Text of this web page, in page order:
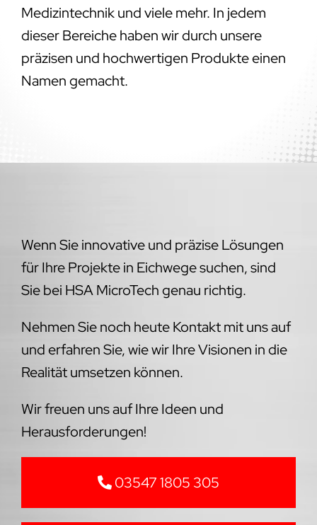
Medizintechnik und viele mehr. In jedem
dieser Bereiche haben wir durch unsere
präzisen und hochwertigen Produkte einen
Namen gemacht.
Wenn Sie innovative und präzise Lösungen
für Ihre Projekte in Eichwege suchen, sind
Sie bei HSA MicroTech genau richtig.
Nehmen Sie noch heute Kontakt mit uns auf
und erfahren Sie, wie wir Ihre Visionen in die
Realität umsetzen können.
Wir freuen uns auf Ihre Ideen und
Herausforderungen!
03547 1805 305